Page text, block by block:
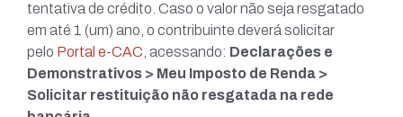
tentativa de crédito. Caso o valor não seja resgatado
em até 1 (um) ano, o contribuinte deverá solicitar
pelo Portal e-CAC , acessando: Declarações e
Demonstrativos > Meu Imposto de Renda >
Solicitar restituição não resgatada na rede